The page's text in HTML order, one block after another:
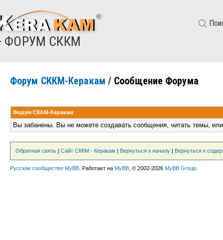
ФОРУМ СККМ
Форум СККМ-Керакам / Сообщение Форума
Форум СККМ-Керакам
Вы забанены. Вы не можете создавать сообщения, читать темы,
Обратная связь | Сайт СККМ - Керакам | Вернуться к началу | Вернуться к
Русское сообщество MyBB . Работает на MyBB , © 2002-2026 MyBB Group